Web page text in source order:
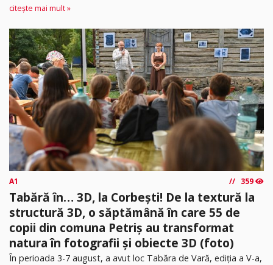
citește mai mult »
A1 359
Tabără în… 3D, la Corbești! De la textură la
structură 3D, o săptămână în care 55 de
copii din comuna Petriș au transformat
natura în fotografii și obiecte 3D (foto)
În perioada 3-7 august, a avut loc Tabăra de Vară, ediția a V-a,